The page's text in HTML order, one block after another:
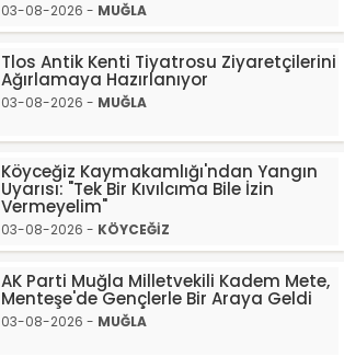
03-08-2026 - MUĞLA
Tlos Antik Kenti Tiyatrosu Ziyaretçilerini
Ağırlamaya Hazırlanıyor
03-08-2026 - MUĞLA
Köyceğiz Kaymakamlığı'ndan Yangın
Uyarısı: "Tek Bir Kıvılcıma Bile İzin
Vermeyelim"
03-08-2026 - KÖYCEĞİZ
AK Parti Muğla Milletvekili Kadem Mete,
Menteşe'de Gençlerle Bir Araya Geldi
03-08-2026 - MUĞLA